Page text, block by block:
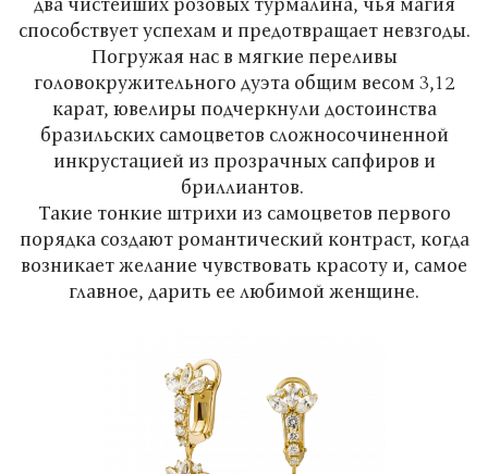
способствует успехам и предотвращает невзгоды.
Погружая нас в мягкие переливы
головокружительного дуэта общим весом 3,12
карат, ювелиры подчеркнули достоинства
бразильских самоцветов сложносочиненной
инкрустацией из прозрачных сапфиров и
бриллиантов.
Такие тонкие штрихи из самоцветов первого
порядка создают романтический контраст, когда
возникает желание чувствовать красоту и, самое
главное, дарить ее любимой женщине.